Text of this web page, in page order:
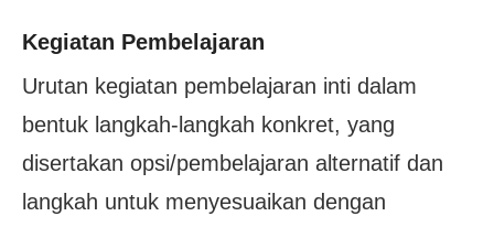
Kegiatan Pembelajaran
Urutan kegiatan pembelajaran inti dalam
bentuk langkah-langkah konkret, yang
disertakan opsi/pembelajaran alternatif dan
langkah untuk menyesuaikan dengan